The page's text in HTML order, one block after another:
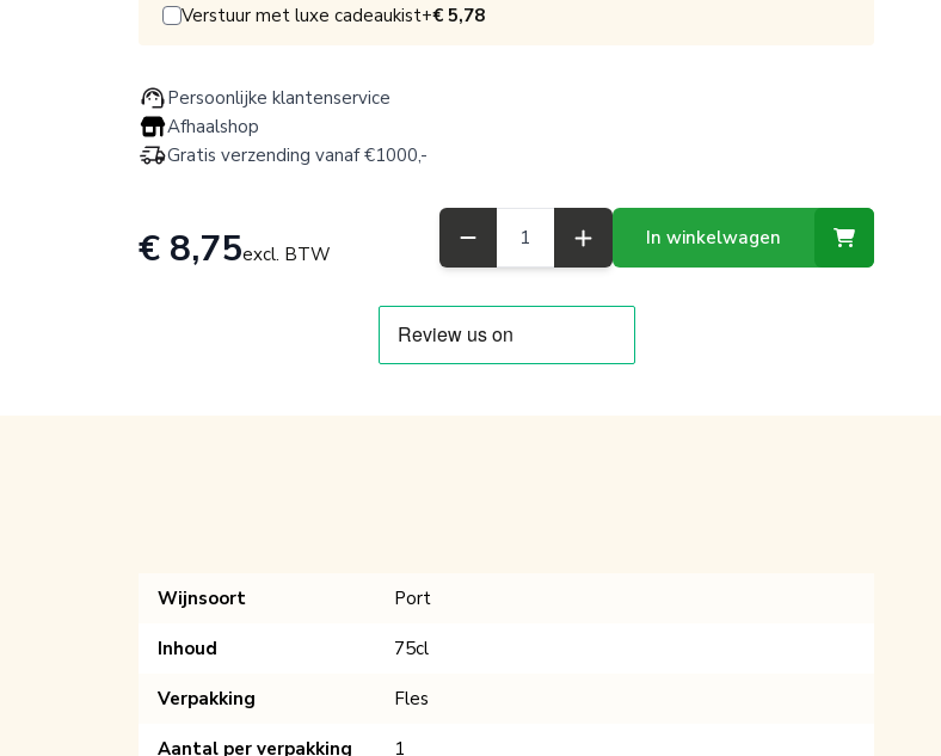
Persoonlijke klantenservice
Afhaalshop
Gratis verzending vanaf €1000,-
Verstuur met luxe cadeaukist+€ 5,78
€ 8,75excl. BTW
In winkelwagen
Wijnsoort Port
Inhoud 75cl
Verpakking Fles
Aantal per verpakking 1